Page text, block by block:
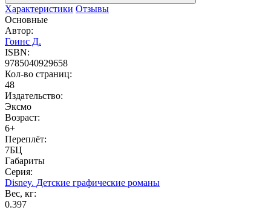
Характеристики Отзывы
Основные
Автор:
Гоинс Д.
ISBN:
9785040929658
Кол-во страниц:
48
Издательство:
Эксмо
Возраст:
6+
Переплёт:
7БЦ
Габариты
Серия:
Disney. Детские графические романы
Вес, кг:
0.397